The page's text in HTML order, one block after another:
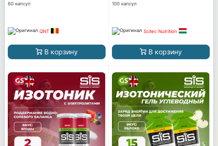
60 капсул
QNT
В корзину
100 капсул
Scitec Nutrition
В корзину